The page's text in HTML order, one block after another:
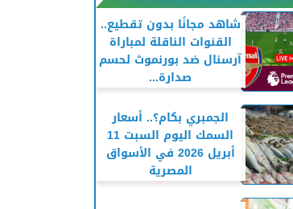
شاهد مجانًا بدون تقطيع..
القنوات الناقلة لمباراة
آرسنال ضد بورنموث لحسم
صدارة...
الجمبري بكام؟.. أسعار
السمك اليوم السبت 11
أبريل 2026 في الأسواق
المصرية